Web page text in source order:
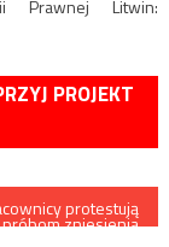
Prawnej Litwin:
PROJEKT
protestują
zniesienia